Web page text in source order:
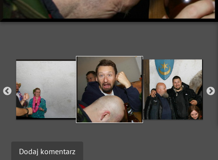
Dodaj komentarz